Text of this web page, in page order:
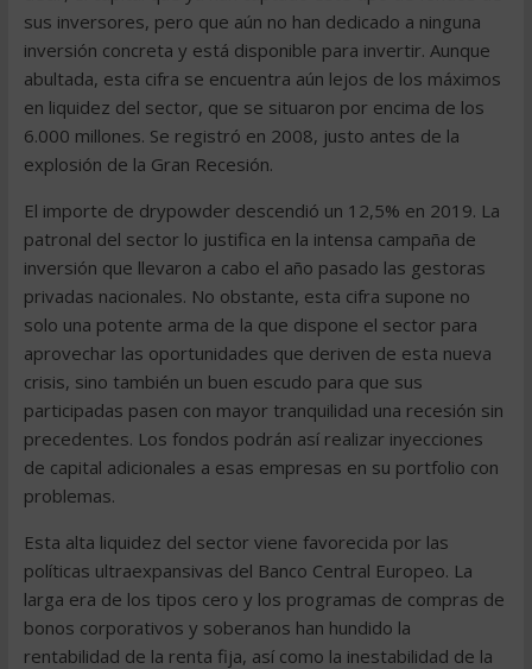
sus inversores, pero que aún no han dedicado a ninguna
inversión concreta y está disponible para invertir. Aunque
abultada, esta cifra se encuentra aún lejos de los máximos
en liquidez del sector, que se situaron por encima de los
6.000 millones. Se registró en 2008, justo antes de la
explosión de la Gran Recesión.
El importe de drypowder descendió un 12,5% en 2019. La
patronal del sector lo justifica en la intensa campaña de
inversión que llevaron a cabo el año pasado las gestoras
privadas nacionales. No obstante, esta cifra supone no
solo una potente arma de la que dispone el sector para
aprovechar las oportunidades que deriven de esta nueva
crisis, sino también un buen escudo para que sus
participadas pasen con mayor tranquilidad una recesión sin
precedentes. Los fondos podrán así realizar inyecciones
de capital adicionales a esas empresas en su portfolio con
problemas.
Esta alta liquidez del sector viene favorecida por las
políticas ultraexpansivas del Banco Central Europeo. La
larga era de los tipos cero y los programas de compras de
bonos corporativos y soberanos han hundido la
rentabilidad de la renta fija, así como la inestabilidad de la